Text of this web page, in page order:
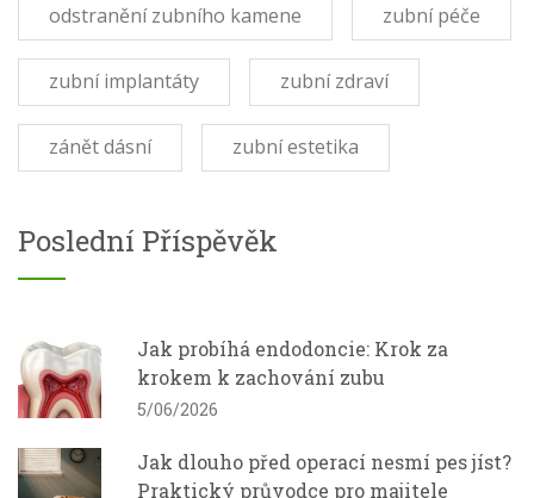
odstranění zubního kamene zubní péče
zubní implantáty zubní zdraví
zánět dásní zubní estetika
Poslední Příspěvěk
Jak probíhá endodoncie: Krok za
krokem k zachování zubu
5/06/2026
Jak dlouho před operací nesmí pes jíst?
Praktický průvodce pro majitele